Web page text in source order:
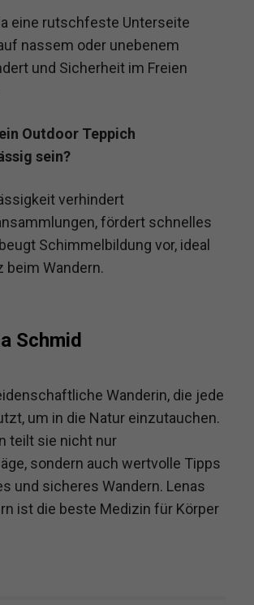
eine rutschfeste Unterseite
nassem oder unebenem
und Sicherheit im Freien
Outdoor Teppich
sein?
verhindert
fördert schnelles
Schimmelbildung vor, ideal
beim Wandern.
Schmid
Wanderin, die jede
um in die Natur einzutauchen.
teilt sie nicht nur
sondern auch wertvolle Tipps
und sicheres Wandern. Lenas
ist die beste Medizin für Körper